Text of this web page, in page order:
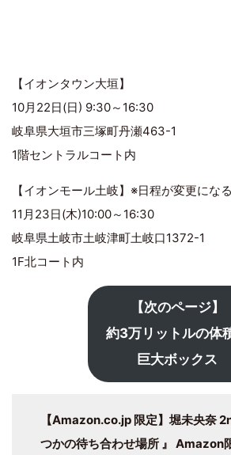
【イオンタウン大垣】
10月22日(日) 9:30～16:30
岐阜県大垣市三塚町丹瀬463-1
1階セントラルコート内
【イオンモール土岐】※日程が変更にな
11月23日(木)10:00～16:30
岐阜県土岐市土岐津町土岐口1372-1
1F北コート内
【次のページ】
約3万リットルの体
巨大ボックス
【Amazon.co.jp 限定】堀未央奈
つかの待ち合わせ場所 』 Amazon